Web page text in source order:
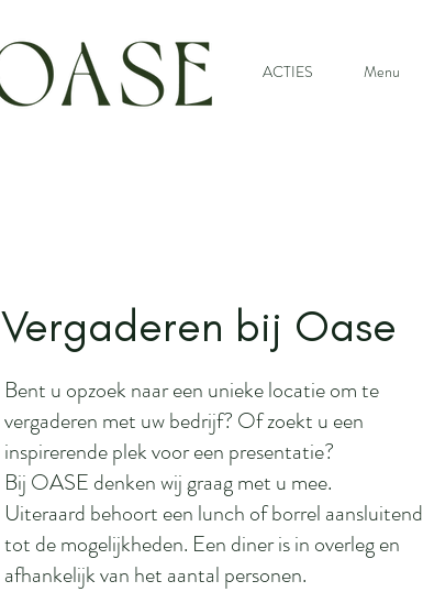
ACTIES Menu
Vergaderen bij Oase
Bent u opzoek naar een unieke locatie om te
vergaderen met uw bedrijf? Of zoekt u een
inspirerende plek voor een presentatie?
Bij OASE denken wij graag met u mee.
Uiteraard behoort een lunch of borrel aansluitend
tot de mogelijkheden. Een diner is in overleg en
afhankelijk van het aantal personen.